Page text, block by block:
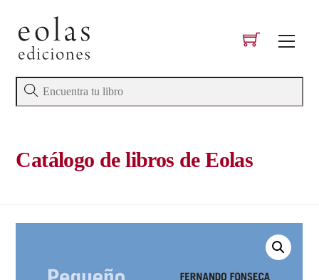
content
Catálogo de libros de Eolas